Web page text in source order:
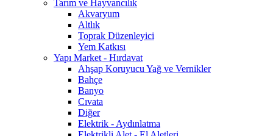
Tarım ve Hayvancılık
Akvaryum
Altlık
Toprak Düzenleyici
Yem Katkısı
Yapı Market - Hırdavat
Ahşap Koruyucu Yağ ve Vernikler
Bahçe
Banyo
Cıvata
Diğer
Elektrik - Aydınlatma